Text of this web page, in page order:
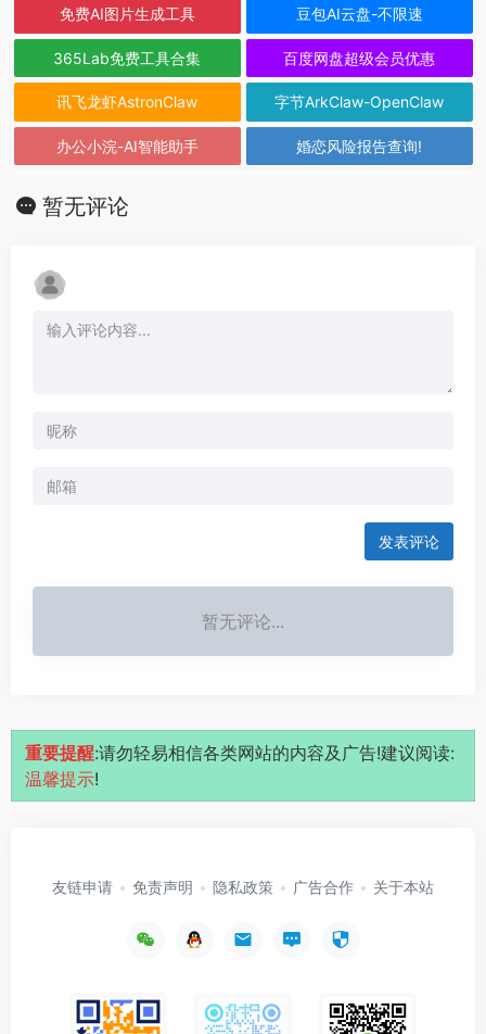
免费AI图片生成工具 豆包AI云盘-不限速
365Lab免费工具合集 百度网盘超级会员优惠
讯飞龙虾AstronClaw 字节ArkClaw-OpenClaw
办公小浣-AI智能助手 婚恋风险报告查询!
暂无评论
发表评论
暂无评论...
重要提醒:请勿轻易相信各类网站的内容及广告!建议阅读:
温馨提示!
友链申请 免责声明 隐私政策 广告合作 关于本站